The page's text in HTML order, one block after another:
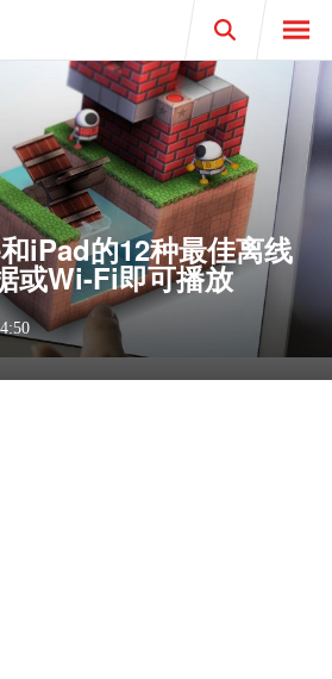
Search
iPad的12种最佳离线
或Wi-Fi即可播放